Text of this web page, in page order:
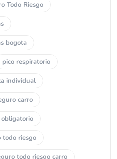
Todo Riesgo
bogota
pico respiratorio
individual
carro
todo riesgo
todo riesgo carro